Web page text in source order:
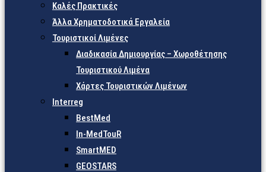
Καλές Πρακτικές
Άλλα Χρηματοδοτικά Εργαλεία
Τουριστικοί Λιμένες
Διαδικασία Δημιουργίας – Χωροθέτησης
Τουριστικού Λιμένα
Χάρτες Τουριστικών Λιμένων
Interreg
BestMed
In-MedTouR
SmartMED
GEOSTARS